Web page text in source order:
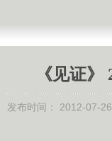
《见证》
发布时间： 2012-07-